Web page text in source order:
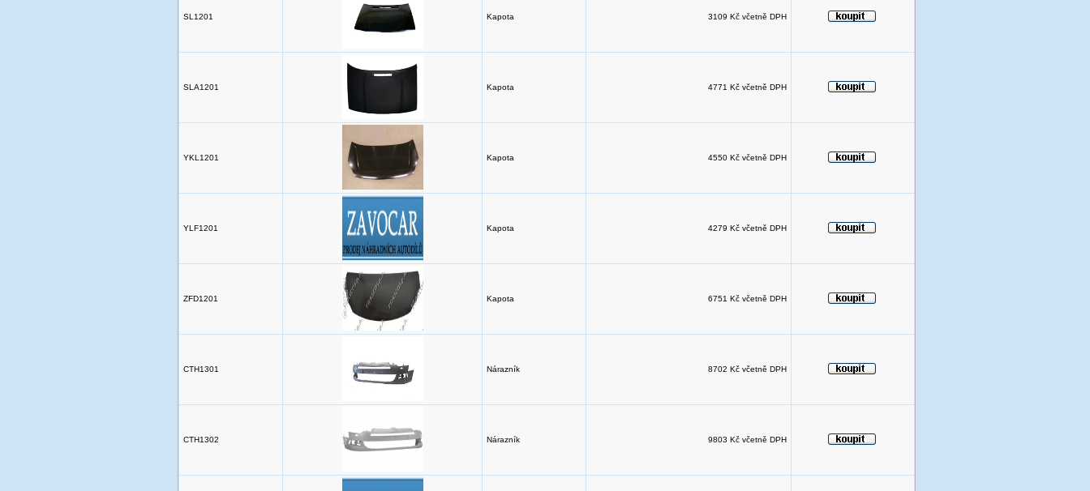
SL1201 Kapota 3109 Kč včetně DPH
SLA1201 Kapota 4771 Kč včetně DPH
YKL1201 Kapota 4550 Kč včetně DPH
YLF1201 Kapota 4279 Kč včetně DPH
ZFD1201 Kapota 6751 Kč včetně DPH
CTH1301 Nárazník 8702 Kč včetně DPH
CTH1302 Nárazník 9803 Kč včetně DPH